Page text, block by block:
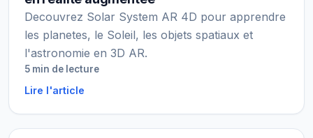
Decouvrez Solar System AR 4D pour apprendre
les planetes, le Soleil, les objets spatiaux et
l'astronomie en 3D AR.
5 min de lecture
Lire l'article